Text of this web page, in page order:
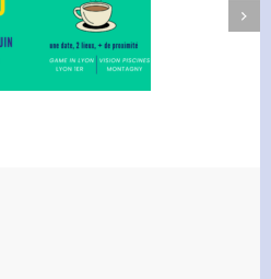
entrepreneurs
Next